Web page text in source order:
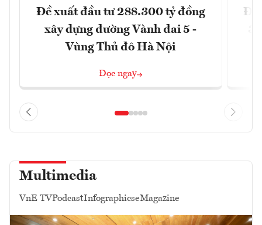
Đề xuất đầu tư 288.300 tỷ đồng
xây dựng đường Vành đai 5 -
Vùng Thủ đô Hà Nội
Đọc ngay
Multimedia
VnE TVPodcastInfographicseMagazine